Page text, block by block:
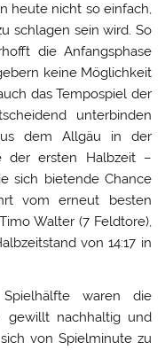
heute nicht so einfach,
schlagen sein wird. So
die Anfangsphase
keine Möglichkeit
das Tempospiel der
unterbinden
dem Allgäu in der
der ersten Halbzeit –
sich bietende Chance
vom erneut besten
Walter (7 Feldtore),
von 14:17 in
waren die
gewillt nachhaltig und
von Spielminute zu